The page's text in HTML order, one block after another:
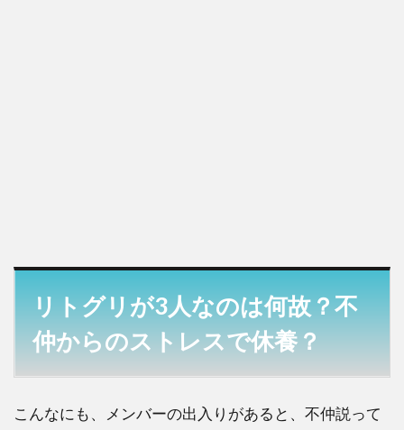
リトグリが3人なのは何故？不
仲からのストレスで休養？
こんなにも、メンバーの出入りがあると、不仲説って